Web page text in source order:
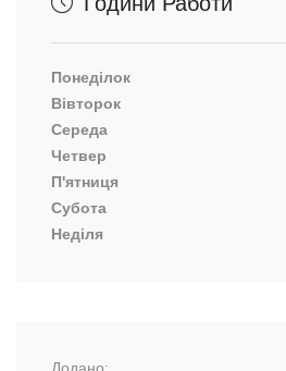
Понеділок
Вівторок
Середа
Четвер
П'ятниця
Субота
Неділя
Додано: